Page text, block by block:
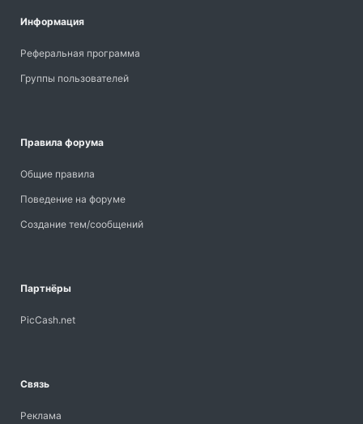
Информация
Реферальная программа
Группы пользователей
Правила форума
Общие правила
Поведение на форуме
Создание тем/сообщений
Партнёры
PicCash.net
Связь
Реклама